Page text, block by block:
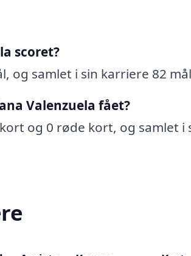
scoret?
og samlet i sin karriere 82
Valenzuela fået?
og 0 røde kort, og samlet i